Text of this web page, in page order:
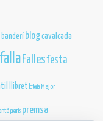
banderí blog cavalcada
falla Fallesfesta
llibret loteria Major
premis premsa